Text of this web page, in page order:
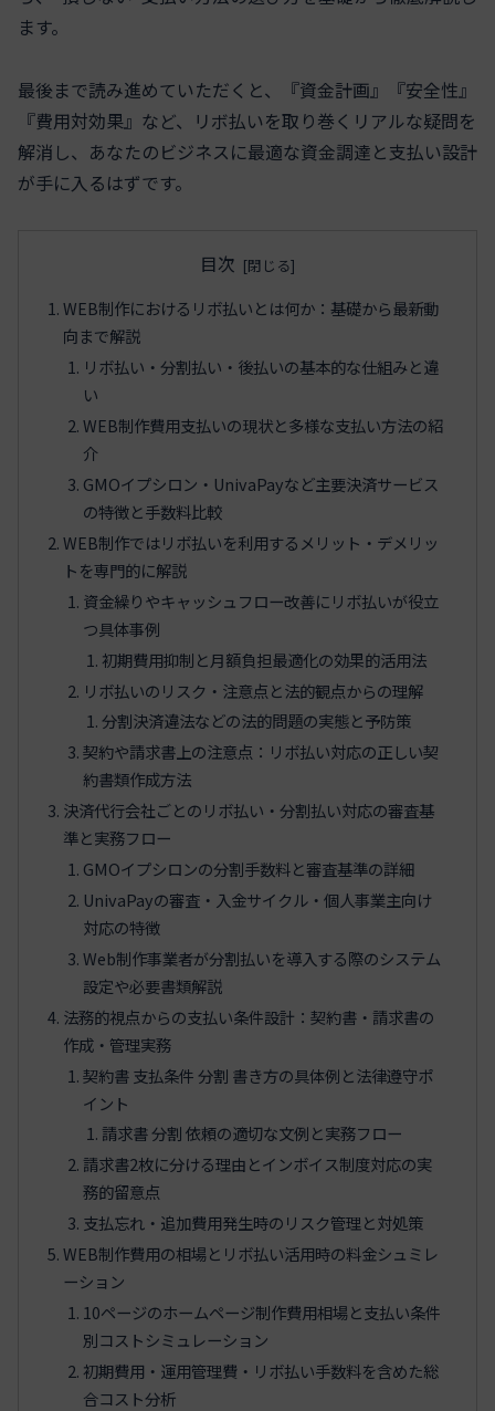
ます。
最後まで読み進めていただくと、『資金計画』『安全性』
『費用対効果』など、リボ払いを取り巻くリアルな疑問を
解消し、あなたのビジネスに最適な資金調達と支払い設計
が手に入るはずです。
目次
WEB制作におけるリボ払いとは何か：基礎から最新動
向まで解説
リボ払い・分割払い・後払いの基本的な仕組みと違
い
WEB制作費用支払いの現状と多様な支払い方法の紹
介
GMOイプシロン・UnivaPayなど主要決済サービス
の特徴と手数料比較
WEB制作ではリボ払いを利用するメリット・デメリッ
トを専門的に解説
資金繰りやキャッシュフロー改善にリボ払いが役立
つ具体事例
初期費用抑制と月額負担最適化の効果的活用法
リボ払いのリスク・注意点と法的観点からの理解
分割決済違法などの法的問題の実態と予防策
契約や請求書上の注意点：リボ払い対応の正しい契
約書類作成方法
決済代行会社ごとのリボ払い・分割払い対応の審査基
準と実務フロー
GMOイプシロンの分割手数料と審査基準の詳細
UnivaPayの審査・入金サイクル・個人事業主向け
対応の特徴
Web制作事業者が分割払いを導入する際のシステム
設定や必要書類解説
法務的視点からの支払い条件設計：契約書・請求書の
作成・管理実務
契約書 支払条件 分割 書き方の具体例と法律遵守ポ
イント
請求書 分割 依頼の適切な文例と実務フロー
請求書2枚に分ける理由とインボイス制度対応の実
務的留意点
支払忘れ・追加費用発生時のリスク管理と対処策
WEB制作費用の相場とリボ払い活用時の料金シュミレ
ーション
10ページのホームページ制作費用相場と支払い条件
別コストシミュレーション
初期費用・運用管理費・リボ払い手数料を含めた総
合コスト分析